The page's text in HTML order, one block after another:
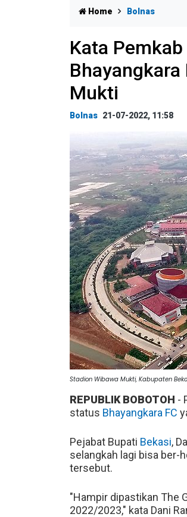
Home Bolnas
Kata
Mukti
Bolnas 21-07-2022, 11:58
Stadion Wibawa Mukti, Kabupaten
REPUBLIK BOBOTOH -
status Bhayangkara FC
Pejabat Bupati Bekasi,
selangkah lagi bisa ber-
tersebut.
"Hampir dipastikan The
2022/2023," kata Dani